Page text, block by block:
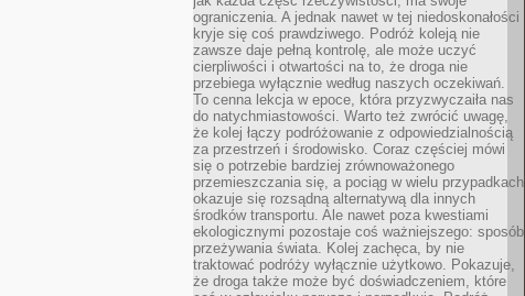
ograniczenia. A jednak nawet w tej niedoskonałości
kryje się coś prawdziwego. Podróż koleją nie
zawsze daje pełną kontrolę, ale może uczyć
cierpliwości i otwartości na to, że droga nie
przebiega wyłącznie według naszych oczekiwań.
To cenna lekcja w epoce, która przyzwyczaiła nas
do natychmiastowości. Warto też zwrócić uwagę,
że kolej łączy podróżowanie z odpowiedzialnością
za przestrzeń i środowisko. Coraz częściej mówi
się o potrzebie bardziej zrównoważonego
przemieszczania się, a pociąg w wielu przypadkach
okazuje się rozsądną alternatywą dla innych
środków transportu. Ale nawet poza kwestiami
ekologicznymi pozostaje coś ważniejszego: sposób
przeżywania świata. Kolej zachęca, by nie
traktować podróży wyłącznie użytkowo. Pokazuje,
że droga także może być doświadczeniem, które